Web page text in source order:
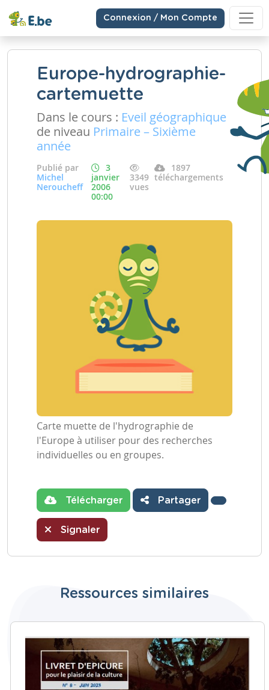
Connexion / Mon Compte
Europe-hydrographie-
cartemuette
Dans le cours : Eveil géographique
de niveau Primaire – Sixième
année
Publié par
Michel
Neroucheff
3
janvier
2006
00:00
3349
vues
1897
téléchargements
Carte muette de l'hydrographie de
l'Europe à utiliser pour des recherches
individuelles ou en groupes.
Télécharger Partager
Signaler
Ressources similaires